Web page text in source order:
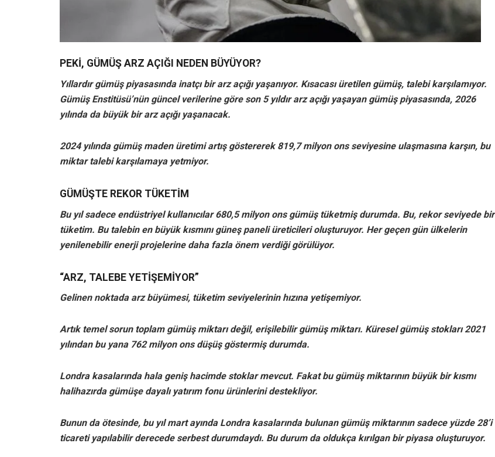
PEKİ, GÜMÜŞ ARZ AÇIĞI NEDEN BÜYÜYOR?
Yıllardır gümüş piyasasında inatçı bir arz açığı yaşanıyor. Kısacası üretilen gümüş, talebi karşılamıyor.
Gümüş Enstitüsü’nün güncel verilerine göre son 5 yıldır arz açığı yaşayan gümüş piyasasında, 2026
yılında da büyük bir arz açığı yaşanacak.
2024 yılında gümüş maden üretimi artış göstererek 819,7 milyon ons seviyesine ulaşmasına karşın, bu
miktar talebi karşılamaya yetmiyor.
GÜMÜŞTE REKOR TÜKETİM
Bu yıl sadece endüstriyel kullanıcılar 680,5 milyon ons gümüş tüketmiş durumda. Bu, rekor seviyede bir
tüketim. Bu talebin en büyük kısmını güneş paneli üreticileri oluşturuyor. Her geçen gün ülkelerin
yenilenebilir enerji projelerine daha fazla önem verdiği görülüyor.
“ARZ, TALEBE YETİŞEMİYOR”
Gelinen noktada arz büyümesi, tüketim seviyelerinin hızına yetişemiyor.
Artık temel sorun toplam gümüş miktarı değil, erişilebilir gümüş miktarı. Küresel gümüş stokları 2021
yılından bu yana 762 milyon ons düşüş göstermiş durumda.
Londra kasalarında hala geniş hacimde stoklar mevcut. Fakat bu gümüş miktarının büyük bir kısmı
halihazırda gümüşe dayalı yatırım fonu ürünlerini destekliyor.
Bunun da ötesinde, bu yıl mart ayında Londra kasalarında bulunan gümüş miktarının sadece yüzde 28’i
ticareti yapılabilir derecede serbest durumdaydı. Bu durum da oldukça kırılgan bir piyasa oluşturuyor.